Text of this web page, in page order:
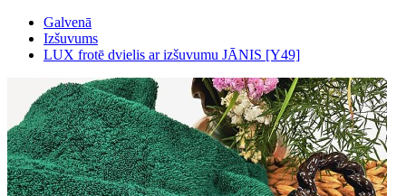
Galvenā
Izšuvums
LUX frotē dvielis ar izšuvumu JĀNIS [Y49]